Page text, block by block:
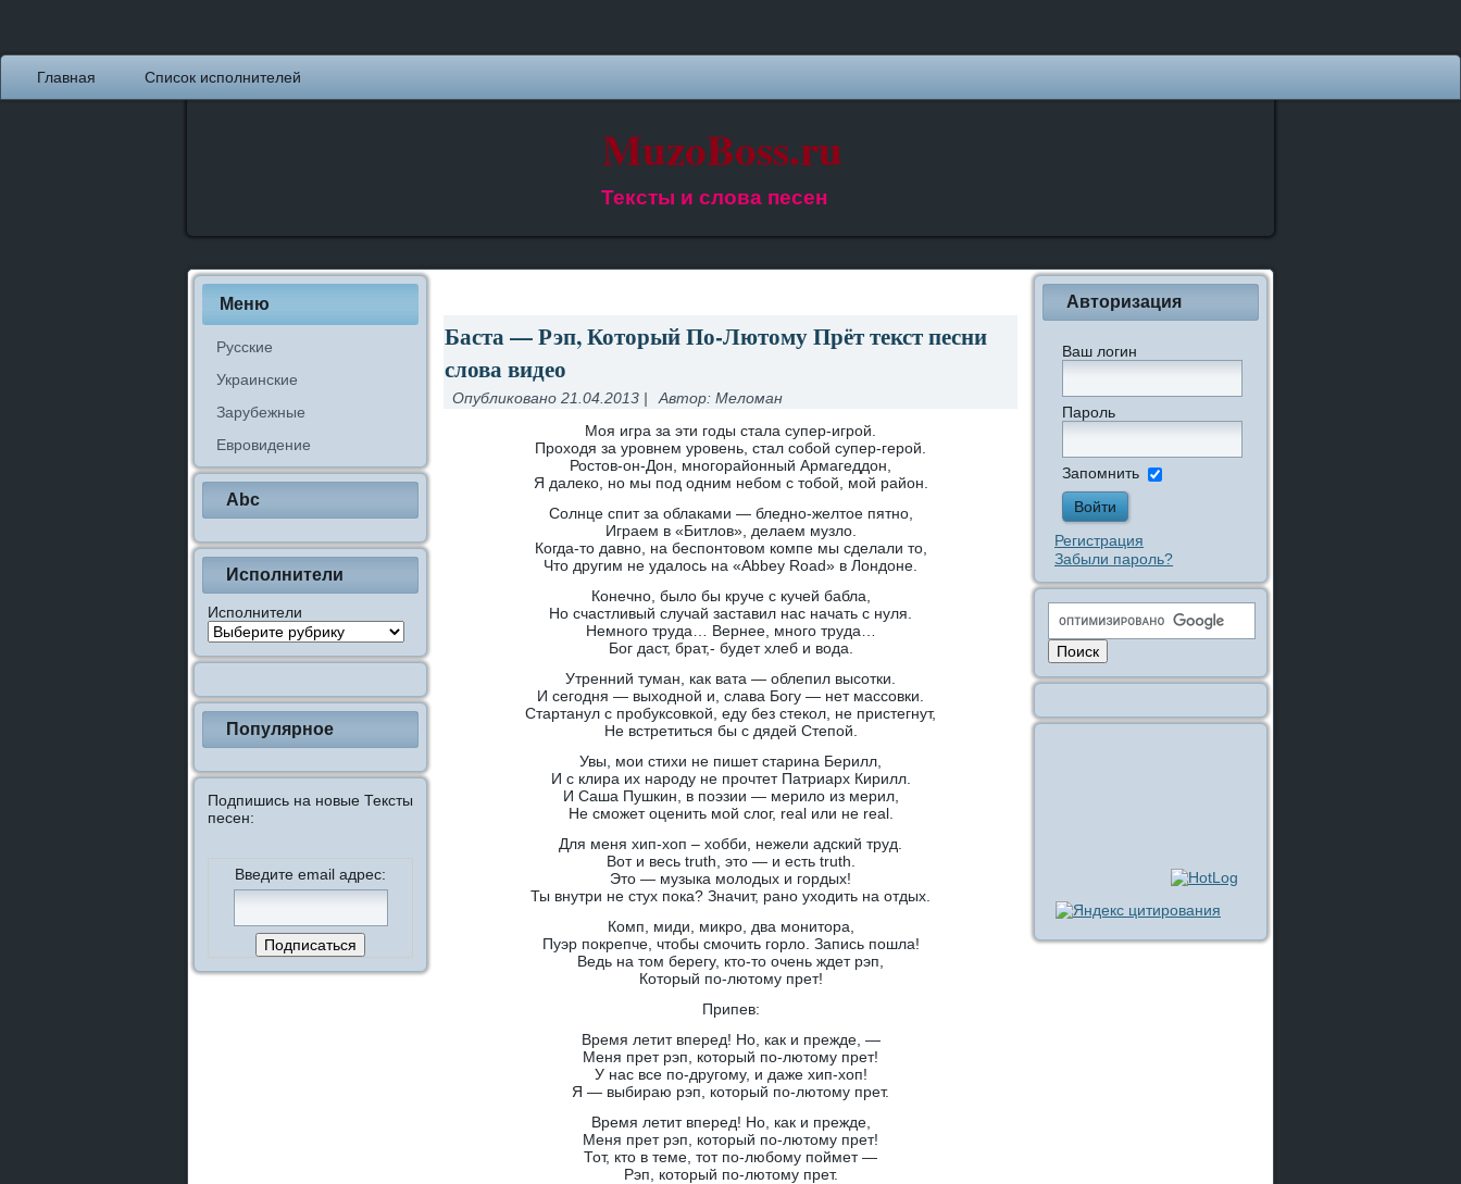
Главная Список исполнителей
MuzoBoss.ru
Тексты и слова песен
Меню
Русские
Украинские
Зарубежные
Евровидение
Abc
Исполнители
Исполнители
Популярное
Подпишись на новые Тексты
песен:
Введите email адрес:
Баста — Рэп, Который По-Лютому Прёт текст песни
слова видео
Опубликовано 21.04.2013 | Автор: Меломан
Моя игра за эти годы стала супер-игрой.
Проходя за уровнем уровень, стал собой супер-герой.
Ростов-он-Дон, многорайонный Армагеддон,
Я далеко, но мы под одним небом с тобой, мой район.
Солнце спит за облаками — бледно-желтое пятно,
Играем в «Битлов», делаем музло.
Когда-то давно, на беспонтовом компе мы сделали то,
Что другим не удалось на «Abbey Road» в Лондоне.
Конечно, было бы круче с кучей бабла,
Но счастливый случай заставил нас начать с нуля.
Немного труда… Вернее, много труда…
Бог даст, брат,- будет хлеб и вода.
Утренний туман, как вата — облепил высотки.
И сегодня — выходной и, слава Богу — нет массовки.
Стартанул с пробуксовкой, еду без стекол, не пристегнут,
Не встретиться бы с дядей Степой.
Увы, мои стихи не пишет старина Берилл,
И с клира их народу не прочтет Патриарх Кирилл.
И Саша Пушкин, в поэзии — мерило из мерил,
Не сможет оценить мой слог, real или не real.
Для меня хип-хоп – хобби, нежели адский труд.
Вот и весь truth, это — и есть truth.
Это — музыка молодых и гордых!
Ты внутри не стух пока? Значит, рано уходить на отдых.
Комп, миди, микро, два монитора,
Пуэр покрепче, чтобы смочить горло. Запись пошла!
Ведь на том берегу, кто-то очень ждет рэп,
Который по-лютому прет!
Припев:
Время летит вперед! Но, как и прежде, —
Меня прет рэп, который по-лютому прет!
У нас все по-другому, и даже хип-хоп!
Я — выбираю рэп, который по-лютому прет.
Время летит вперед! Но, как и прежде,
Меня прет рэп, который по-лютому прет!
Тот, кто в теме, тот по-любому поймет —
Рэп, который по-лютому прет.
Авторизация
Ваш логин
Пароль
Запомнить
Регистрация
Забыли пароль?